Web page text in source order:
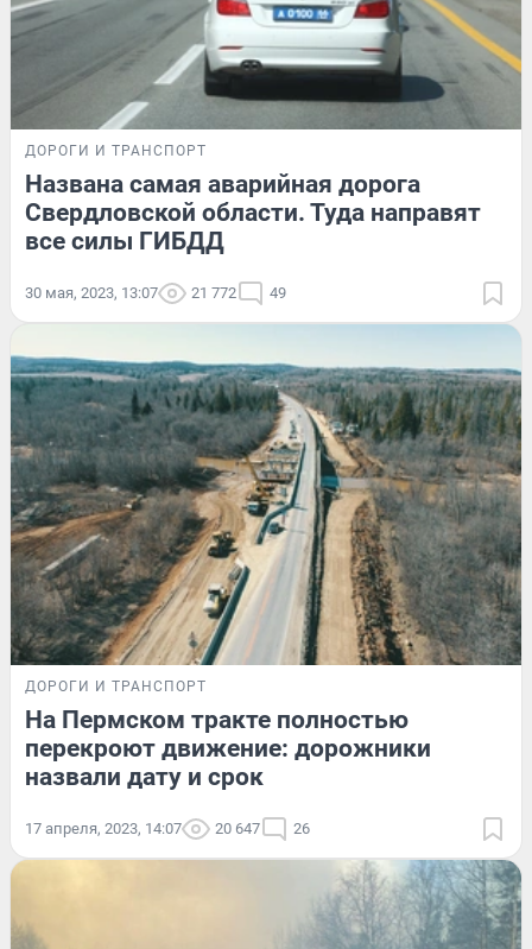
ДОРОГИ И ТРАНСПОРТ
Названа самая аварийная дорога
Свердловской области. Туда направят
все силы ГИБДД
30 мая, 2023, 13:07 21 772 49
ДОРОГИ И ТРАНСПОРТ
На Пермском тракте полностью
перекроют движение: дорожники
назвали дату и срок
17 апреля, 2023, 14:07 20 647 26